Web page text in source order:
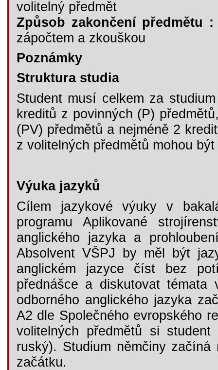
volitelný předmět
Způsob zakončení předmětu :
zápočtem a zkouškou
Poznámky
Struktura studia
Student musí celkem za
kreditů z povinných (P)
(PV) předmětů a nejméně 2
z volitelných předmětů mohou
Výuka jazyků
Cílem jazykové výuky v
programu Aplikované
anglického jazyka a
Absolvent VŠPJ by měl být
anglickém jazyce číst bez
přednášce a diskutovat
odborného anglického jazyka
A2 dle Společného evropského
volitelných předmětů si
ruský). Studium němčiny
začátku.